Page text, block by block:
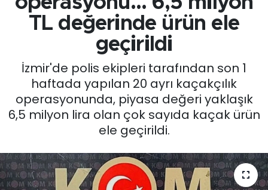
TL değerinde ürün ele
geçirildi
İzmir'de polis ekipleri tarafından son 1
haftada yapılan 20 ayrı kaçakçılık
operasyonunda, piyasa değeri yaklaşık
6,5 milyon lira olan çok sayıda kaçak ürün
ele geçirildi.
EĞİTİM
English News
GÜNCEL
KÜLTÜR SANAT
MAGAZİN
Tüm Manşetler
Son Dakika Haberleri
Haber Arşivi